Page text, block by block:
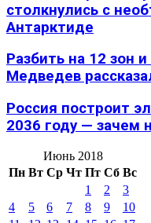
столкнулись с
Антарктиде
Разбить на 12 зон
Медведев
Россия построит
2036 году — зачем
Июнь 2018
Пн Вт Ср Чт Пт Сб Вс
1
2
3
4
5 6 7 8 9
10